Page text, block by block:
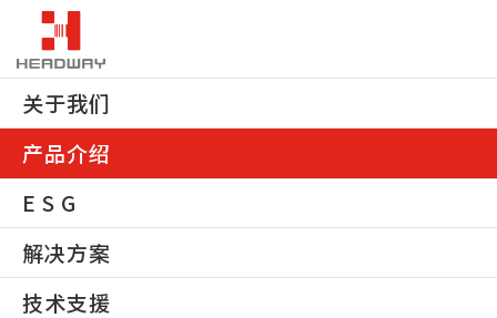
关于我们
产品介绍
E S G
解决方案
技术支援
HWLB-018
首页 产品介绍
线性衬套
HWLB-018
产品列表